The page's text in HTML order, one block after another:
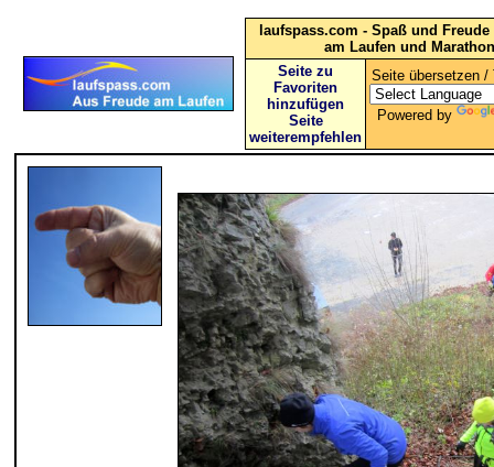
laufspass.com - Spaß und
am Laufen und Marathon
Seite zu
Favoriten
hinzufügen
Seite
weiterempfehlen
Seite übersetzen /
Powered by